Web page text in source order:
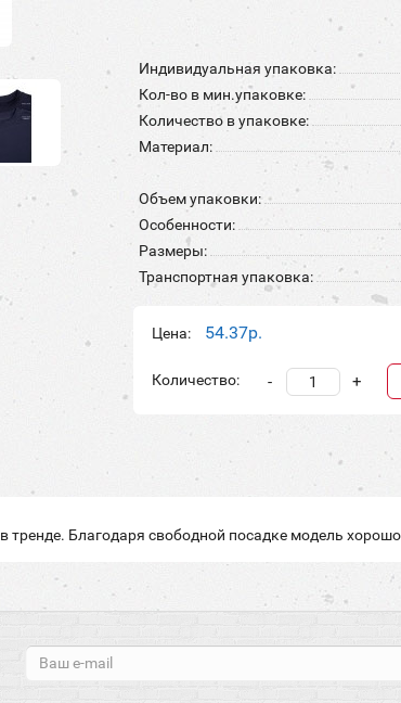
Индивидуальная упаковка:
Кол-во в мин.упаковке:
Количество в упаковке:
Материал:
Объем упаковки:
Особенности:
Размеры:
Транспортная упаковка:
Цена: 54.37р.
Количество: +
-
тренде. Благодаря свободной посадке модель